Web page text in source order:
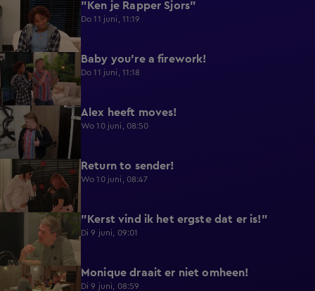
0:49 "Ken je Rapper Sjors"
Do 11 juni, 11:19
0:39 Baby you're a firework!
Do 11 juni, 11:18
0:43 Alex heeft moves!
Wo 10 juni, 08:50
0:36 Return to sender!
Wo 10 juni, 08:47
"Kerst vind ik het ergste dat er is!"
Di 9 juni, 09:01
0:29 Monique draait er niet omheen!
Di 9 juni, 08:59